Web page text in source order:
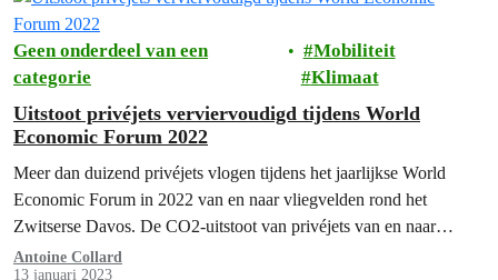
Geen onderdeel van een
categorie
Mobiliteit
Klimaat
Uitstoot privéjets verviervoudigd tijdens World
Economic Forum 2022
Meer dan duizend privéjets vlogen tijdens het jaarlijkse World
Economic Forum in 2022 van en naar vliegvelden rond het
Zwitserse Davos. De CO2-uitstoot van privéjets van en naar
Davos lag…
Antoine Collard
13 januari 2023